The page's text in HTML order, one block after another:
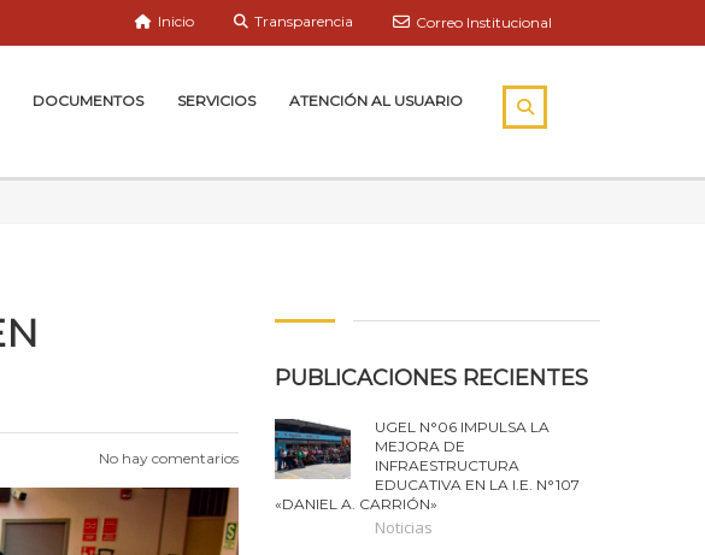
Correo Institucional
Transparencia
Inicio
DOCUMENTOS SERVICIOS ATENCIÓN AL USUARIO
No hay comentarios
PUBLICACIONES RECIENTES
UGEL N°06 IMPULSA LA
MEJORA DE
INFRAESTRUCTURA
EDUCATIVA EN LA I.E. N°107
«DANIEL A. CARRIÓN»
Noticias